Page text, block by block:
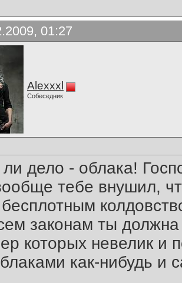
01:27
Alexxxl
Собеседник
дело - облака!
тебе внушил,
законам ты
которых невелик и
как-нибудь и